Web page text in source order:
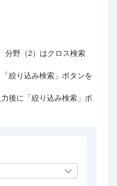
分野（2）はクロス検索
絞り込み検索」ボタンを
後に「絞り込み検索」ボ